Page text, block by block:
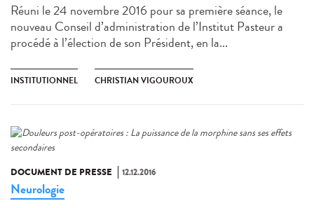
Réuni le 24 novembre 2016 pour sa première séance, le
nouveau Conseil d’administration de l’Institut Pasteur a
procédé à l’élection de son Président, en la...
INSTITUTIONNEL CHRISTIAN VIGOUROUX
DOCUMENT DE PRESSE 12.12.2016
Neurologie